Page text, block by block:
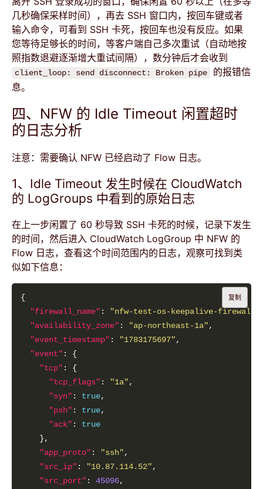
几秒确保采样时间），再去 SSH 窗口内，按回车键或者
输入命令，可看到 SSH 卡死，按回车也没有反应。如果
您等待足够长的时间，等客户端自己多次重试（自动地按
照指数退避逐渐增大重试间隔），数分钟后才会收到
client_loop: send disconnect: Broken pipe
的报错信
息。
四、NFW 的 Idle Timeout 闲置超时
的日志分析
注意：需要确认 NFW 已经启动了 Flow 日志。
1、Idle Timeout 发生时候在 CloudWatch
的 LogGroups 中看到的原始日志
在上一步闲置了 60 秒导致 SSH 卡死的时候，记录下发生
的时间，然后进入 CloudWatch LogGroup 中 NFW 的
Flow 日志，查看这个时间范围内的日志，观察可找到类
似如下信息：
"firewall_name" :
"nfw-test-os-keepalive-firewall"
"availability_zone" : "ap-northeast-1a"
"event_timestamp" : "1783175697"
"event"
"tcp"
"tcp_flags" : "1a"
"syn" : true
"psh" : true
"ack" : true
"app_proto" : "ssh"
"src_ip" : "10.87.114.52"
"src_port" : 45096
复制